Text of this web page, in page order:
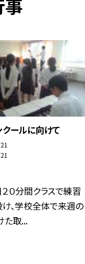
事
ールに向けて
０分間クラスで練習
、学校全体で来週の
た取...